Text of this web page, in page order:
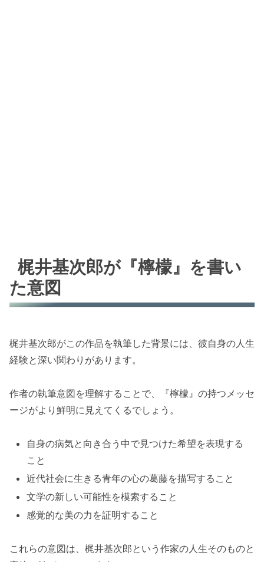
梶井基次郎が『檸檬』を書い
た意図
梶井基次郎がこの作品を執筆した背景には、彼自身の人生
経験と深い関わりがあります。
作者の執筆意図を理解することで、『檸檬』の持つメッセ
ージがより鮮明に見えてくるでしょう。
自身の病気と向き合う中で見つけた希望を表現する
こと
近代社会に生きる青年の心の葛藤を描写すること
文学の新しい可能性を模索すること
感覚的な美の力を証明すること
これらの意図は、梶井基次郎という作家の人生そのものと